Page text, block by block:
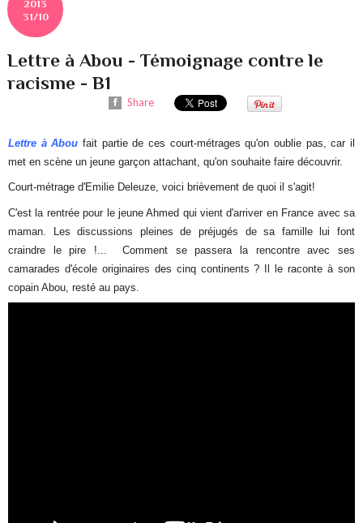
2013
31/10
Lettre à Abou - Témoignage contre le
racisme - B1
Share
Lettre à Abou fait partie de ces court-métrages qu'on oublie pas, car il
met en scène un jeune garçon attachant, qu'on souhaite faire découvrir.
Court-métrage d'Emilie Deleuze, voici brièvement de quoi il s'agit!
C'est la rentrée pour le jeune Ahmed qui vient d'arriver en France avec sa
maman. Les discussions pleines de préjugés de sa famille lui font
craindre le pire !... Comment se passera la rencontre avec ses
camarades d'école originaires des cinq continents ? Il le raconte à son
copain Abou, resté au pays.